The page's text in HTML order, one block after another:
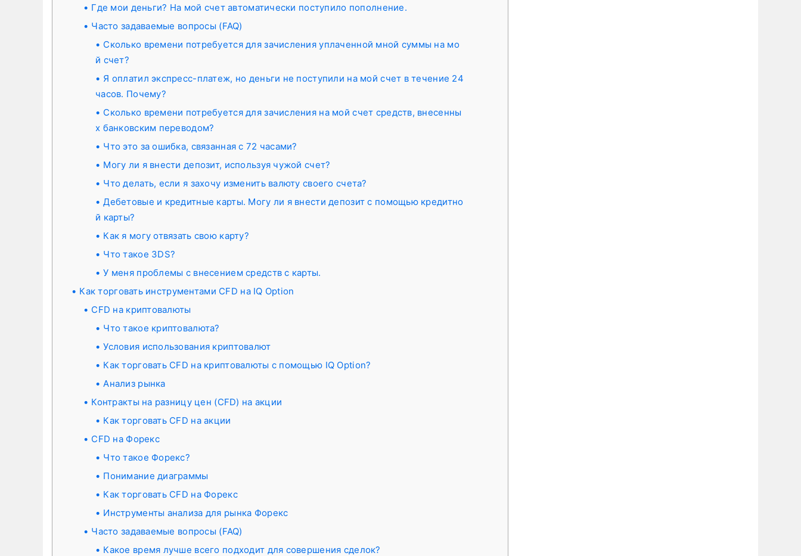
Где мои деньги? На мой счет автоматически поступило пополнение.
Часто задаваемые вопросы (FAQ)
Сколько времени потребуется для зачисления уплаченной мной суммы на мо
й счет?
Я оплатил экспресс-платеж, но деньги не поступили на мой счет в течение 24
часов. Почему?
Сколько времени потребуется для зачисления на мой счет средств, внесенны
х банковским переводом?
Что это за ошибка, связанная с 72 часами?
Могу ли я внести депозит, используя чужой счет?
Что делать, если я захочу изменить валюту своего счета?
Дебетовые и кредитные карты. Могу ли я внести депозит с помощью кредитно
й карты?
Как я могу отвязать свою карту?
Что такое 3DS?
У меня проблемы с внесением средств с карты.
Как торговать инструментами CFD на IQ Option
CFD на криптовалюты
Что такое криптовалюта?
Условия использования криптовалют
Как торговать CFD на криптовалюты с помощью IQ Option?
Анализ рынка
Контракты на разницу цен (CFD) на акции
Как торговать CFD на акции
CFD на Форекс
Что такое Форекс?
Понимание диаграммы
Как торговать CFD на Форекс
Инструменты анализа для рынка Форекс
Часто задаваемые вопросы (FAQ)
Какое время лучше всего подходит для совершения сделок?